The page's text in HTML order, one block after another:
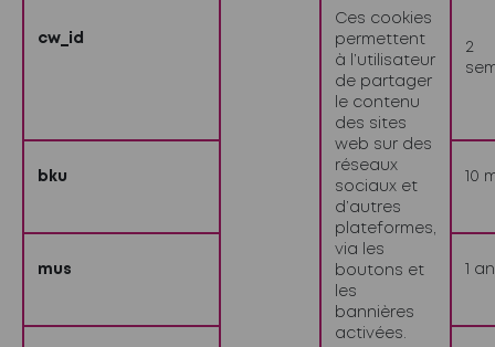
cw_id
Ces cookies
permettent
à l’utilisateur
de partager
le contenu
des sites
web sur des
réseaux
sociaux et
d’autres
plateformes,
via les
boutons et
les
bannières
activées.
2
bku 10
mus 1 an